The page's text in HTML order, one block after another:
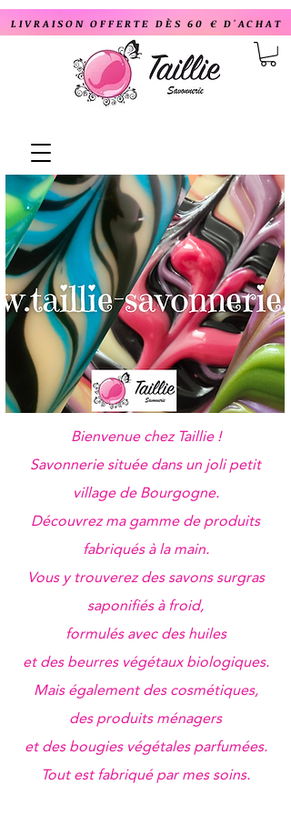
LIVRAISON OFFERTE DÈS 60 € D'ACHAT
Bienvenue chez Taillie !
Savonnerie située dans un joli petit
village de Bourgogne.
Découvrez ma gamme de produits
fabriqués à la main.
Vous y trouverez des savons surgras
saponifiés à froid,
formulés avec des huiles
et des beurres végétaux biologiques.
Mais également des cosmétiques,
des produits ménagers
et des bougies végétales parfumées.
Tout est fabriqué par mes soins.